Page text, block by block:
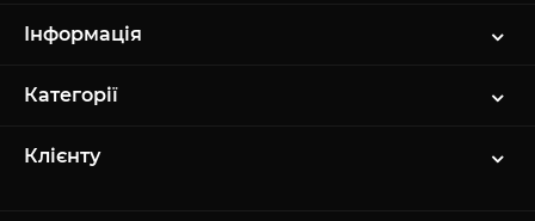
Інформація
Категорії
Клієнту